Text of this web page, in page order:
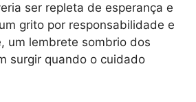
ser repleta de esperança e
grito por responsabilidade e
um lembrete sombrio dos
surgir quando o cuidado